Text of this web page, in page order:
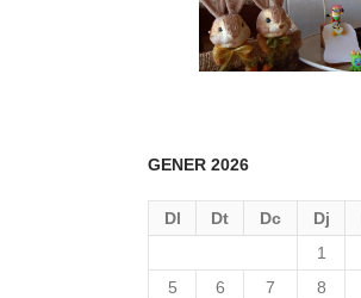
GENER 2026
Dl Dt Dc Dj
1
5
6 7 8